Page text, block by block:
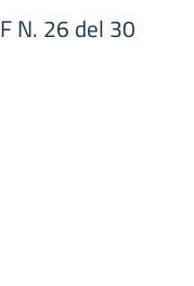
N. 26 del 30